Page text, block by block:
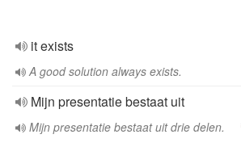
it exists
A good solution always exists.
Mijn presentatie bestaat uit
Mijn presentatie bestaat uit drie delen.